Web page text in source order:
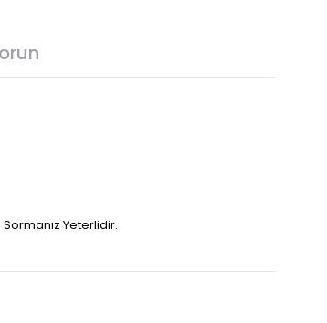
Sormanız Yeterlidir.